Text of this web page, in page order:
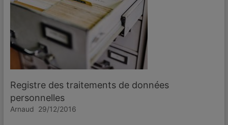
Registre des traitements de données
personnelles
Arnaud 29/12/2016